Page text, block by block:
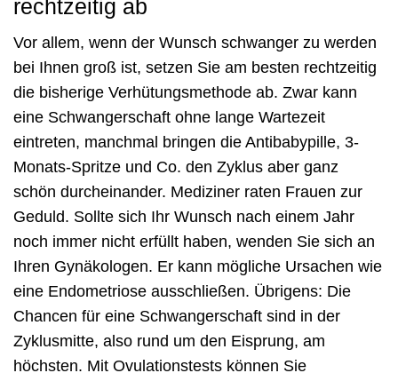
rechtzeitig ab
Vor allem, wenn der Wunsch schwanger zu werden
bei Ihnen groß ist, setzen Sie am besten rechtzeitig
die bisherige Verhütungsmethode ab. Zwar kann
eine Schwangerschaft ohne lange Wartezeit
eintreten, manchmal bringen die Antibabypille, 3-
Monats-Spritze und Co. den Zyklus aber ganz
schön durcheinander. Mediziner raten Frauen zur
Geduld. Sollte sich Ihr Wunsch nach einem Jahr
noch immer nicht erfüllt haben, wenden Sie sich an
Ihren Gynäkologen. Er kann mögliche Ursachen wie
eine Endometriose ausschließen. Übrigens: Die
Chancen für eine Schwangerschaft sind in der
Zyklusmitte, also rund um den Eisprung, am
höchsten. Mit Ovulationstests können Sie